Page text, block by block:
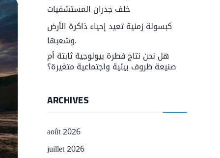
خلف جدران المستشفيات
كبسولة زمنية تعيد إحياء ذاكرة الأرض
وشعبها.
هل نحن نتاج فطرة بيولوجية ثابتة أم
صنيعة ظروف بيئية واجتماعية متغيرة؟
ARCHIVES
août 2026
juillet 2026